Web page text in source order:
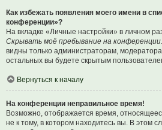
Как избежать появления моего имени в
конференции»?
На вкладке «Личные настройки» в личном
Скрывать моё пребывание на конференции
видны только администраторам,
остальных вы будете скрытым
Вернуться к началу
На конференции неправильное время!
Возможно, отображается время,
не к тому, в котором находитесь вы. В этом